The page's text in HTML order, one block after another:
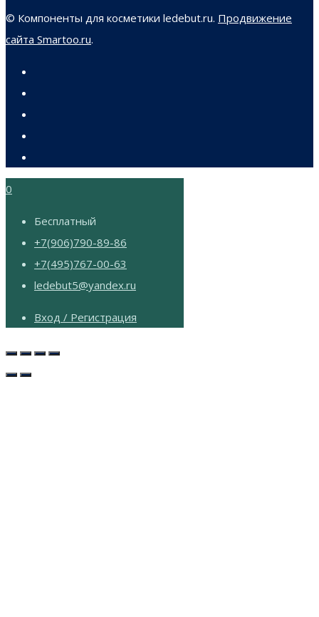
© Компоненты для косметики ledebut.ru. Продвижение
сайта Smartoo.ru.
0
Бесплатный
+7(906)790-89-86
+7(495)767-00-63
ledebut5@yandex.ru
Вход / Регистрация